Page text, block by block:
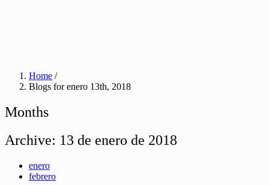
Home /
Blogs for enero 13th, 2018
Months
Archive: 13 de enero de 2018
enero
febrero